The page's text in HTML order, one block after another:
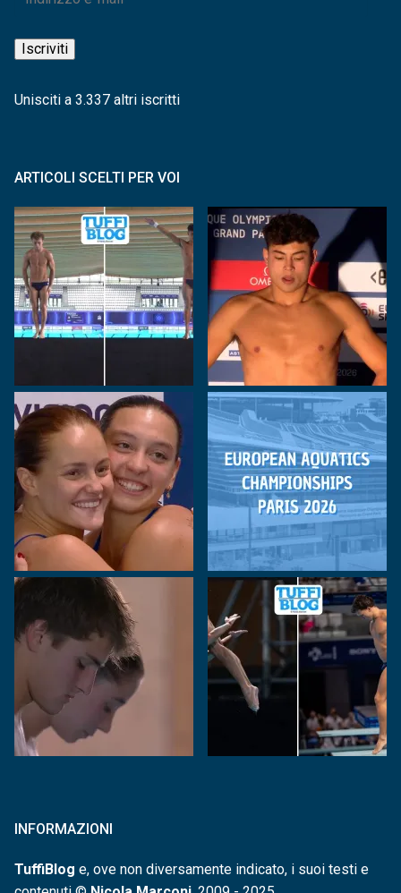
mail
Iscriviti
Unisciti a 3.337 altri iscritti
ARTICOLI SCELTI PER VOI
INFORMAZIONI
TuffiBlog e, ove non diversamente indicato, i suoi testi e